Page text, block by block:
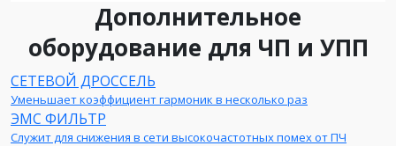
Дополнительное
оборудование для ЧП и УПП
СЕТЕВОЙ ДРОССЕЛЬ
Уменьшает коэффициент гармоник в несколько раз
ЭМС ФИЛЬТР
Служит для снижения в сети высокочастотных помех от ПЧ